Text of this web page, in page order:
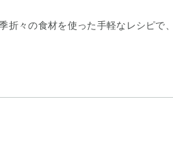
折々の食材を使った手軽なレシピで、